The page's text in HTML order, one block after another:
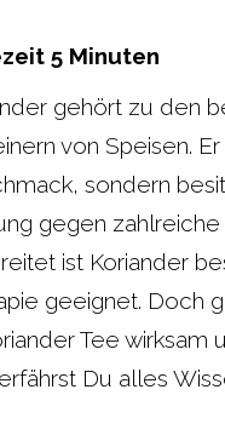
5 Minuten
gehört zu den
von Speisen.
sondern
gegen
ist Koriander
geeignet. Doch
Tee
Du alles